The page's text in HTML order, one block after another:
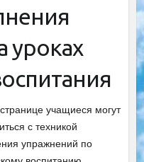
уроках
учащиеся могут
с техникой
упражнений по